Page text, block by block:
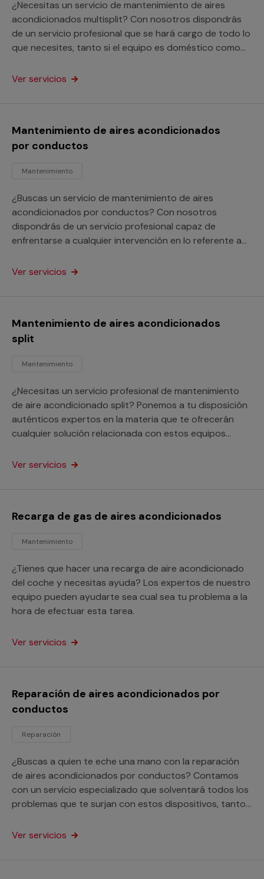
¿Necesitas un servicio de mantenimiento de aires
acondicionados multisplit? Con nosotros dispondrás
de un servicio profesional que se hará cargo de todo lo
que necesites, tanto si el equipo es doméstico como
Ver servicios
Mantenimiento de aires acondicionados
por conductos
Mantenimiento
¿Buscas un servicio de mantenimiento de aires
acondicionados por conductos? Con nosotros
dispondrás de un servicio profesional capaz de
enfrentarse a cualquier intervención en lo referente a
o para locales comerciales.
Ver servicios
Mantenimiento de aires acondicionados
split
Mantenimiento
¿Necesitas un servicio profesional de mantenimiento
de aire acondicionado split? Ponemos a tu disposición
auténticos expertos en la materia que te ofrecerán
cualquier solución relacionada con estos equipos
comerciales.
Ver servicios
Recarga de gas de aires acondicionados
Mantenimiento
¿Tienes que hacer una recarga de aire acondicionado
del coche y necesitas ayuda? Los expertos de nuestro
equipo pueden ayudarte sea cual sea tu problema a la
hora de efectuar esta tarea.
Ver servicios
Reparación de aires acondicionados por
conductos
Reparación
¿Buscas a quien te eche una mano con la reparación
de aires acondicionados por conductos? Contamos
con un servicio especializado que solventará todos los
problemas que te surjan con estos dispositivos, tanto
negocios.
Ver servicios